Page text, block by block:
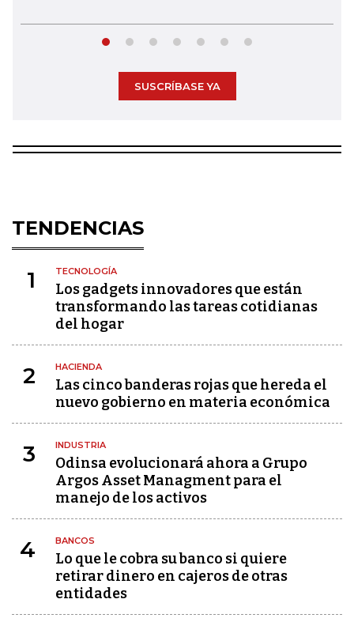
SUSCRÍBASE YA
TENDENCIAS
1 TECNOLOGÍA
Los gadgets innovadores que están
transformando las tareas cotidianas
del hogar
2 HACIENDA
Las cinco banderas rojas que hereda el
nuevo gobierno en materia económica
3 INDUSTRIA
Odinsa evolucionará ahora a Grupo
Argos Asset Managment para el
manejo de los activos
4 BANCOS
Lo que le cobra su banco si quiere
retirar dinero en cajeros de otras
entidades